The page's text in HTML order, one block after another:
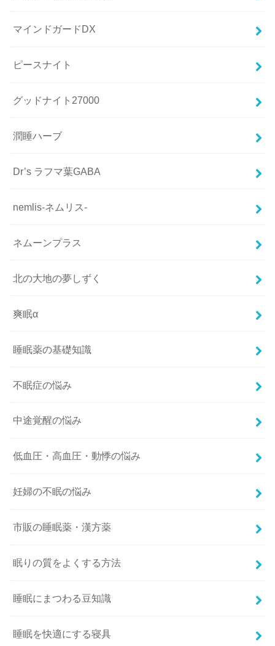
マインドガードDX
ピースナイト
グッドナイト27000
潤睡ハーブ
Dr’s ラフマ葉GABA
nemlis-ネムリス-
ネムーンプラス
北の大地の夢しずく
爽眠α
睡眠薬の基礎知識
不眠症の悩み
中途覚醒の悩み
低血圧・高血圧・動悸の悩み
妊婦の不眠の悩み
市販の睡眠薬・漢方薬
眠りの質をよくする方法
睡眠にまつわる豆知識
睡眠を快適にする寝具